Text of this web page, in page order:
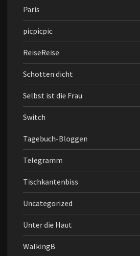
Paris
picpicpic
ReiseReise
Schotten dicht
Selbst ist die Frau
Switch
Tagebuch-Bloggen
Telegramm
Tischkantenbiss
Uncategorized
Unter die Haut
WalkingB